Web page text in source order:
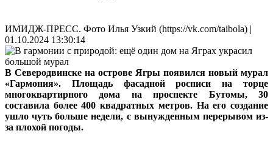
ИМИДЖ-ПРЕСС. Фото Илья Узкий (https://vk.com/taibola) |
01.10.2024 13:30:14
В Северодвинске на острове Ягры появился новый мурал
«Гармония». Площадь фасадной росписи на торце
многоквартирного дома на проспекте Бутомы, 30
составила более 400 квадратных метров. На его создание
ушло чуть больше недели, с вынужденным перерывом из-
за плохой погоды.